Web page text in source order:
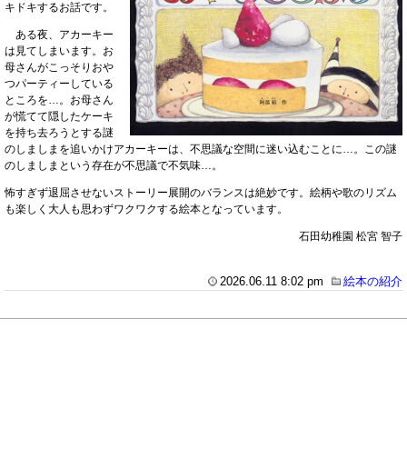
キドキするお話です。
ある夜、アカーキー
は見てしまいます。お
母さんがこっそりおや
つパーティーしている
ところを…。お母さん
が慌てて隠したケーキ
を持ち去ろうとする謎
のしましまを追いかけアカーキーは、不思議な空間に迷い込むことに…。この謎
のしましまという存在が不思議で不気味…。
怖すぎず退屈させないストーリー展開のバランスは絶妙です。絵柄や歌のリズム
も楽しく大人も思わずワクワクする絵本となっています。
石田幼稚園 松宮 智子
2026.06.11 8:02 pm 絵本の紹介